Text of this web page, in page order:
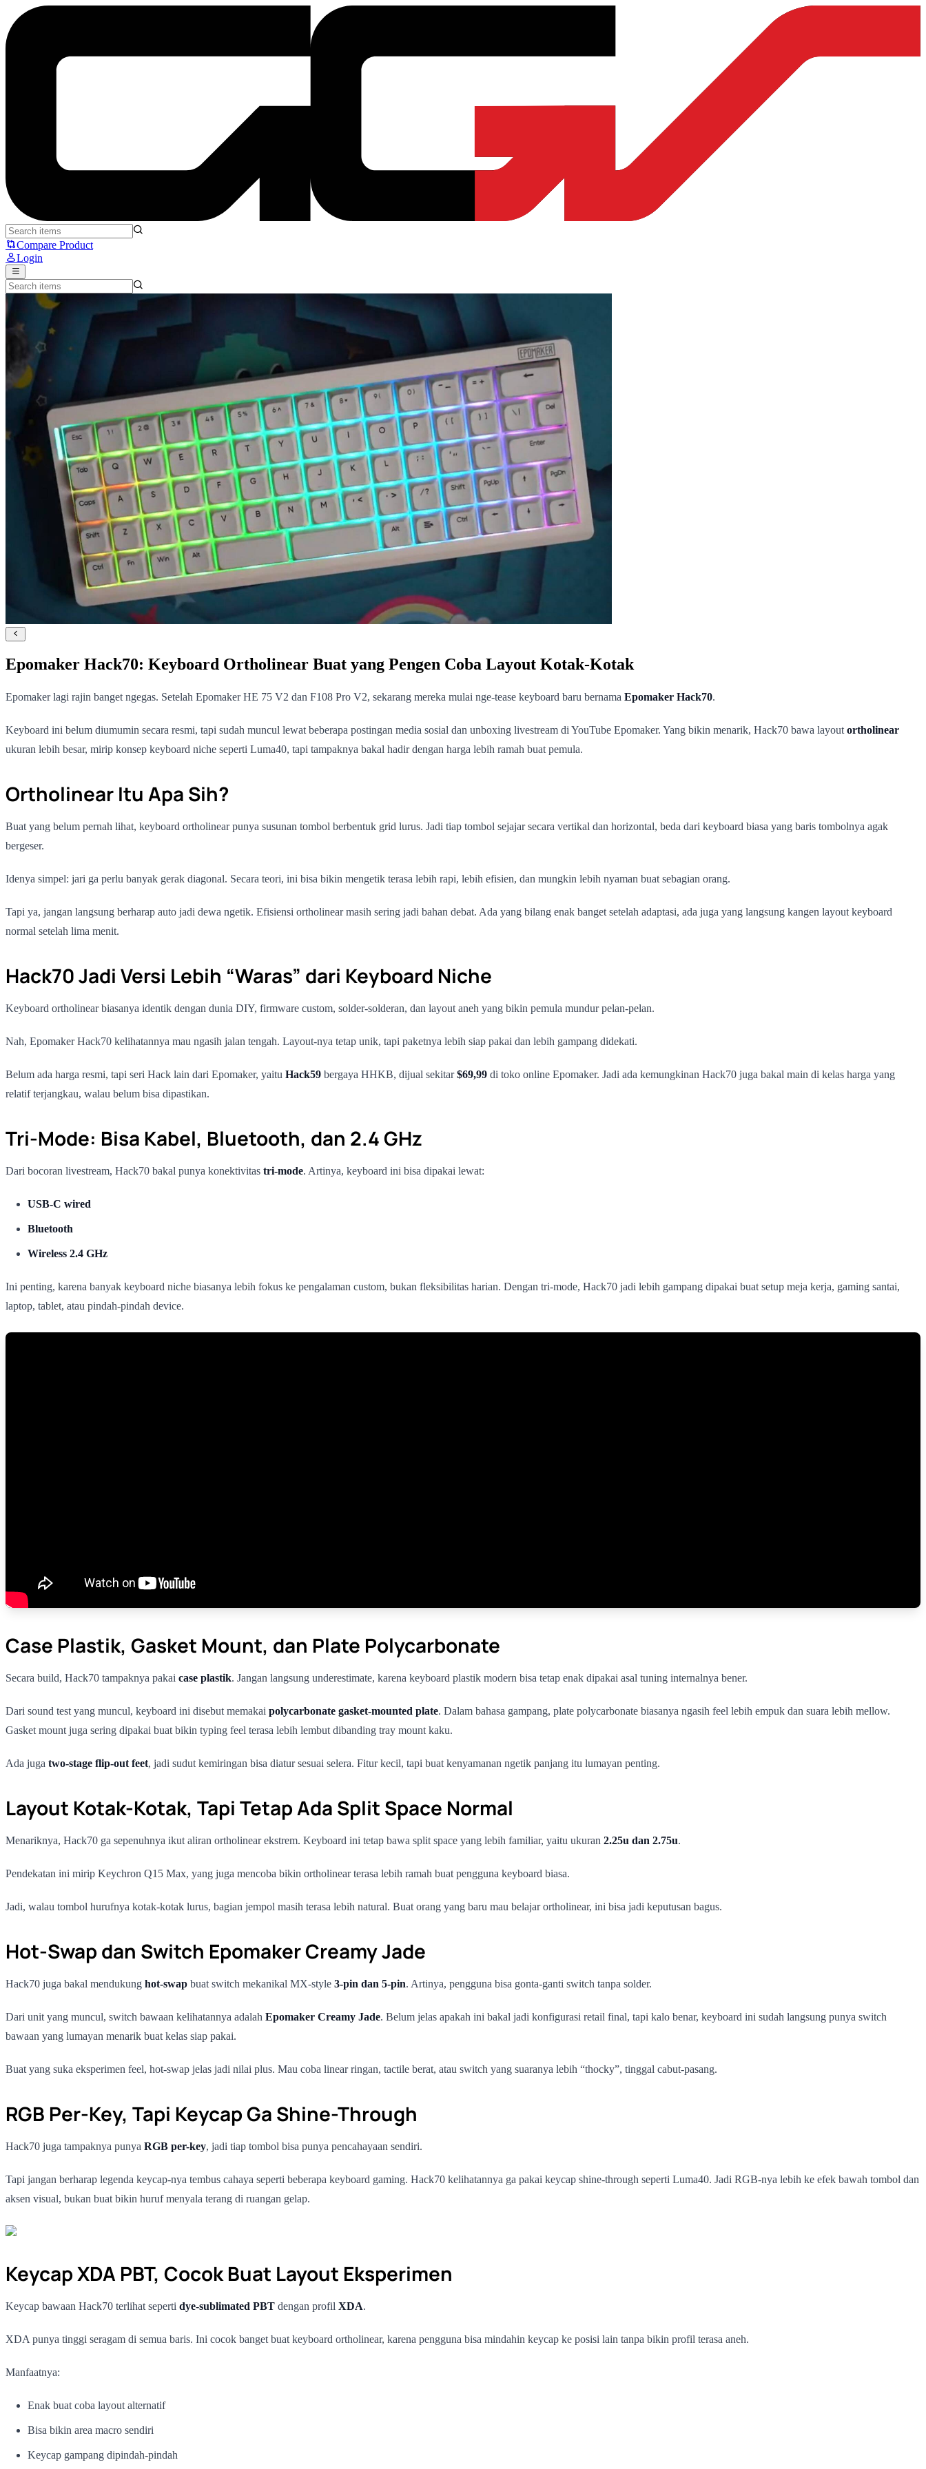
Epomaker Hack70: Keyboard Ortholinear Buat yang Pengen Coba Layout Kotak-Kotak | Good Gaming Shop
Compare Product
Login
Epomaker Hack70: Keyboard Ortholinear Buat yang Pengen Coba Layout Kotak-Kotak
Epomaker lagi rajin banget ngegas. Setelah Epomaker HE 75 V2 dan F108 Pro V2, sekarang mereka mulai nge-tease keyboard baru bernama Epomaker Hack70.
Keyboard ini belum diumumin secara resmi, tapi sudah muncul lewat beberapa postingan media sosial dan unboxing livestream di YouTube Epomaker. Yang bikin menarik, Hack70 bawa layout ortholinear
ukuran lebih besar, mirip konsep keyboard niche seperti Luma40, tapi tampaknya bakal hadir dengan harga lebih ramah buat pemula.
Ortholinear Itu Apa Sih?
Buat yang belum pernah lihat, keyboard ortholinear punya susunan tombol berbentuk grid lurus. Jadi tiap tombol sejajar secara vertikal dan horizontal, beda dari keyboard biasa yang baris tombolnya agak
bergeser.
Idenya simpel: jari ga perlu banyak gerak diagonal. Secara teori, ini bisa bikin mengetik terasa lebih rapi, lebih efisien, dan mungkin lebih nyaman buat sebagian orang.
Tapi ya, jangan langsung berharap auto jadi dewa ngetik. Efisiensi ortholinear masih sering jadi bahan debat. Ada yang bilang enak banget setelah adaptasi, ada juga yang langsung kangen layout keyboard
normal setelah lima menit.
Hack70 Jadi Versi Lebih “Waras” dari Keyboard Niche
Keyboard ortholinear biasanya identik dengan dunia DIY, firmware custom, solder-solderan, dan layout aneh yang bikin pemula mundur pelan-pelan.
Nah, Epomaker Hack70 kelihatannya mau ngasih jalan tengah. Layout-nya tetap unik, tapi paketnya lebih siap pakai dan lebih gampang didekati.
Belum ada harga resmi, tapi seri Hack lain dari Epomaker, yaitu Hack59 bergaya HHKB, dijual sekitar$69,99 di toko online Epomaker. Jadi ada kemungkinan Hack70 juga bakal main di kelas harga yang
relatif terjangkau, walau belum bisa dipastikan.
Tri-Mode: Bisa Kabel, Bluetooth, dan 2.4 GHz
Dari bocoran livestream, Hack70 bakal punya konektivitas tri-mode. Artinya, keyboard ini bisa dipakai lewat:
USB-C wired
Bluetooth
Wireless 2.4 GHz
Ini penting, karena banyak keyboard niche biasanya lebih fokus ke pengalaman custom, bukan fleksibilitas harian. Dengan tri-mode, Hack70 jadi lebih gampang dipakai buat setup meja kerja, gaming santai,
laptop, tablet, atau pindah-pindah device.
Case Plastik, Gasket Mount, dan Plate Polycarbonate
Secara build, Hack70 tampaknya pakai case plastik. Jangan langsung underestimate, karena keyboard plastik modern bisa tetap enak dipakai asal tuning internalnya bener.
Dari sound test yang muncul, keyboard ini disebut memakai polycarbonate gasket-mounted plate. Dalam bahasa gampang, plate polycarbonate biasanya ngasih feel lebih empuk dan suara lebih mellow.
Gasket mount juga sering dipakai buat bikin typing feel terasa lebih lembut dibanding tray mount kaku.
Ada juga two-stage flip-out feet, jadi sudut kemiringan bisa diatur sesuai selera. Fitur kecil, tapi buat kenyamanan ngetik panjang itu lumayan penting.
Layout Kotak-Kotak, Tapi Tetap Ada Split Space Normal
Menariknya, Hack70 ga sepenuhnya ikut aliran ortholinear ekstrem. Keyboard ini tetap bawa split space yang lebih familiar, yaitu ukuran 2.25u dan 2.75u.
Pendekatan ini mirip Keychron Q15 Max, yang juga mencoba bikin ortholinear terasa lebih ramah buat pengguna keyboard biasa.
Jadi, walau tombol hurufnya kotak-kotak lurus, bagian jempol masih terasa lebih natural. Buat orang yang baru mau belajar ortholinear, ini bisa jadi keputusan bagus.
Hot-Swap dan Switch Epomaker Creamy Jade
Hack70 juga bakal mendukung hot-swap buat switch mekanikal MX-style 3-pin dan 5-pin. Artinya, pengguna bisa gonta-ganti switch tanpa solder.
Dari unit yang muncul, switch bawaan kelihatannya adalah Epomaker Creamy Jade. Belum jelas apakah ini bakal jadi konfigurasi retail final, tapi kalo benar, keyboard ini sudah langsung punya switch
bawaan yang lumayan menarik buat kelas siap pakai.
Buat yang suka eksperimen feel, hot-swap jelas jadi nilai plus. Mau coba linear ringan, tactile berat, atau switch yang suaranya lebih “thocky”, tinggal cabut-pasang.
RGB Per-Key, Tapi Keycap Ga Shine-Through
Hack70 juga tampaknya punya RGB per-key, jadi tiap tombol bisa punya pencahayaan sendiri.
Tapi jangan berharap legenda keycap-nya tembus cahaya seperti beberapa keyboard gaming. Hack70 kelihatannya ga pakai keycap shine-through seperti Luma40. Jadi RGB-nya lebih ke efek bawah tombol dan
aksen visual, bukan buat bikin huruf menyala terang di ruangan gelap.
Keycap XDA PBT, Cocok Buat Layout Eksperimen
Keycap bawaan Hack70 terlihat seperti dye-sublimated PBT dengan profil XDA.
XDA punya tinggi seragam di semua baris. Ini cocok banget buat keyboard ortholinear, karena pengguna bisa mindahin keycap ke posisi lain tanpa bikin profil terasa aneh.
Manfaatnya:
Enak buat coba layout alternatif
Bisa bikin area macro sendiri
Keycap gampang dipindah-pindah